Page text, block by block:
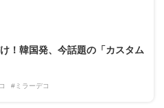
！韓国発、今話題の「カスタム
#ミラーデコ